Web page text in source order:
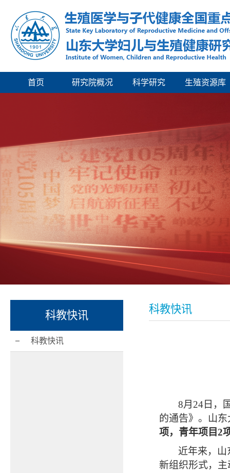
首页 研究院概况 科学研究 生殖资源库
科教快讯
科教快讯
科教快讯
8月 24日，
的通告》。山
项，青年项目2
近年来，
新组织形式，